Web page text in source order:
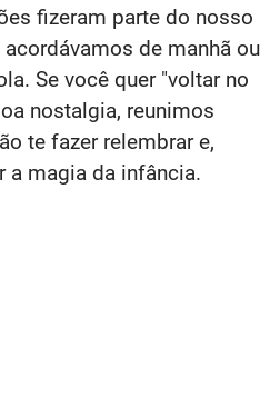
fizeram parte do nosso
de manhã ou
Se você quer "voltar no
nostalgia, reunimos
te fazer relembrar e,
a magia da infância.